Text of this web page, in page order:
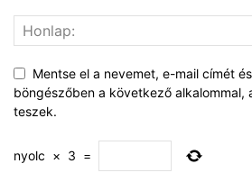
Mentse el a nevemet, e-mail címét
böngészőben a következő alkalommal,
teszek.
nyolc × 3 =